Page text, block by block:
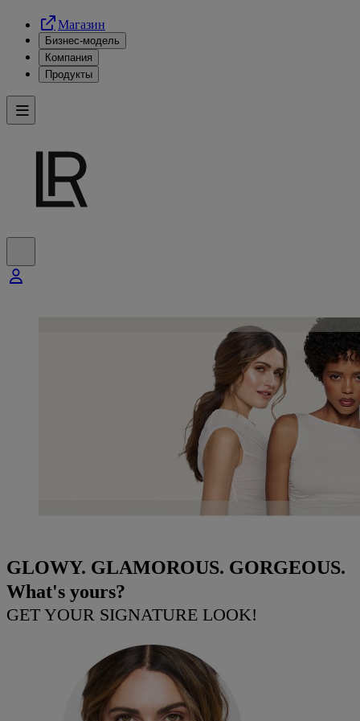
Магазин
Бизнес-модель
Компания
Продукты
GLOWY. GLAMOROUS. GORGEOUS.
What's yours?
GET YOUR SIGNATURE LOOK!